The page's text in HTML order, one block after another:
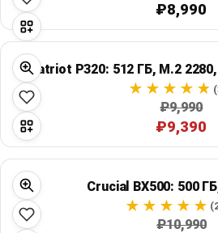
₽8,990
Patriot P320: 512 ГБ, M.2
₽9,990
₽9,390
Crucial BX500: 500
₽10,990